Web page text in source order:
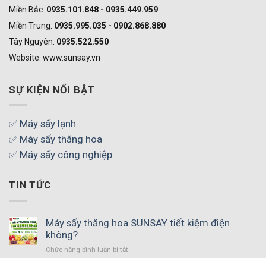
Miền Bắc: 0935.101.848 - 0935.449.959
Miền Trung: 0935.995.035 - 0902.868.880
Tây Nguyên: 0935.522.550
Website: www.sunsay.vn
SỰ KIỆN NỔI BẬT
✅ Máy sấy lạnh
✅ Máy sấy thăng hoa
✅ Máy sấy công nghiệp
TIN TỨC
Máy sấy thăng hoa SUNSAY tiết kiệm điện
không?
Chức năng bình luận bị tắt